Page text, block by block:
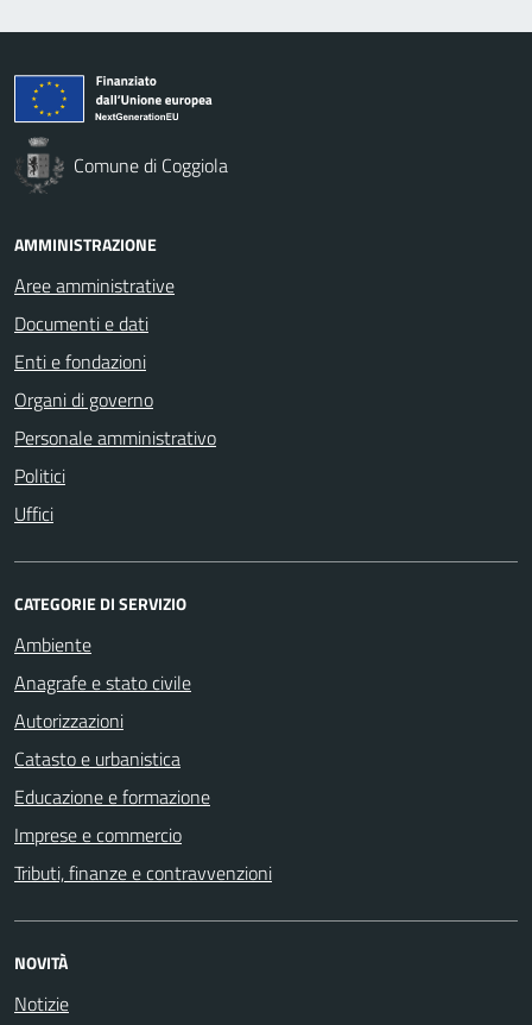
Comune di Coggiola
AMMINISTRAZIONE
Aree amministrative
Documenti e dati
Enti e fondazioni
Organi di governo
Personale amministrativo
Politici
Uffici
CATEGORIE DI SERVIZIO
Ambiente
Anagrafe e stato civile
Autorizzazioni
Catasto e urbanistica
Educazione e formazione
Imprese e commercio
Tributi, finanze e contravvenzioni
NOVITÀ
Notizie